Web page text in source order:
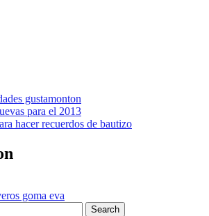
gustamonton
para el 2013
hacer recuerdos de bautizo
goma eva